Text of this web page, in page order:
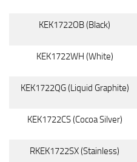
KEK1722OB (Black)
KEK1722WH (White)
KEK1722QG (Liquid Graphite)
KEK1722CS (Cocoa Silver)
RKEK1722SX (Stainless)